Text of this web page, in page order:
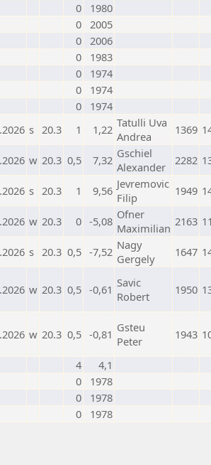
0
1980
0 2005
0 2006
0
1983
0
1974
0
1974
0
1974
s 20.3 1 1,22 Tatulli Uva
Andrea
1369
w 20.3 0,5 7,32 Gschiel
Alexander
2282
s 20.3 1 9,56 Jevremovic
Filip
1949
w 20.3 0 -5,08 Ofner
Maximilian 2163
s 20.3 0,5 -7,52 Nagy
Gergely
1647
w 20.3 0,5 -0,61 Savic
Robert
1950
w 20.3 0,5 -0,81 Gsteu
Peter
1943
4
4,1
0
1978
0
1978
0
1978